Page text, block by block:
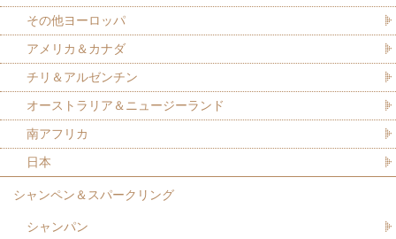
その他ヨーロッパ
アメリカ＆カナダ
チリ＆アルゼンチン
オーストラリア＆ニュージーランド
南アフリカ
日本
シャンペン＆スパークリング
シャンパン